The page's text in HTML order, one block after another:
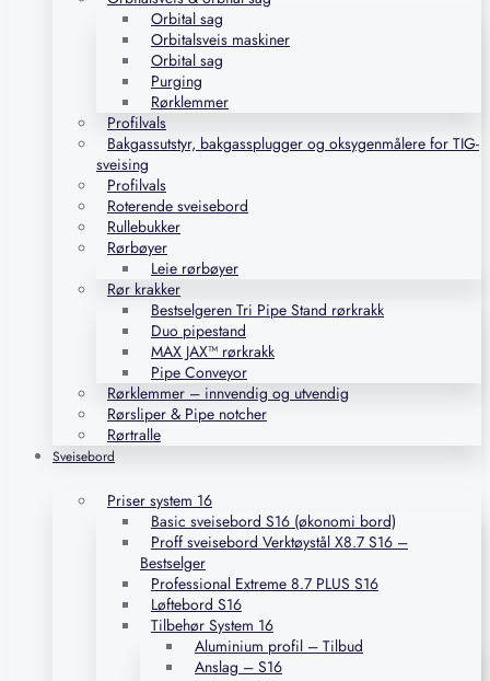
Orbital sag
Orbitalsveis maskiner
Orbital sag
Purging
Rørklemmer
Profilvals
Bakgassutstyr, bakgassplugger og oksygenmålere for TIG-
sveising
Profilvals
Roterende sveisebord
Rullebukker
Rørbøyer
Leie rørbøyer
Rør krakker
Bestselgeren Tri Pipe Stand rørkrakk
Duo pipestand
MAX JAX™ rørkrakk
Pipe Conveyor
Rørklemmer – innvendig og utvendig
Rørsliper & Pipe notcher
Rørtralle
Sveisebord
Priser system 16
Basic sveisebord S16 (økonomi bord)
Proff sveisebord Verktøystål X8.7 S16 –
Bestselger
Professional Extreme 8.7 PLUS S16
Løftebord S16
Tilbehør System 16
Aluminium profil – Tilbud
Anslag – S16